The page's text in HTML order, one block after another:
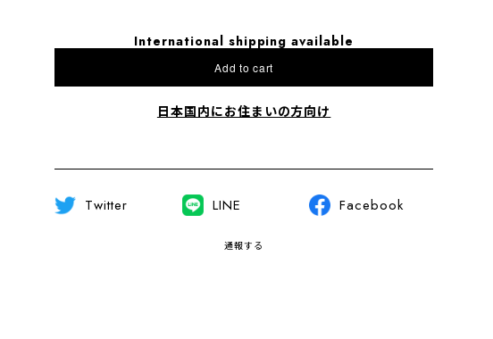
International shipping available
Add to cart
日本国内にお住まいの方向け
Twitter LINE Facebook
通報する